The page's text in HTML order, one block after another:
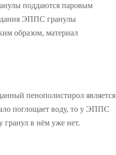
поддаются паровым
ЭППС гранулы
образом, материал
пенополистирол является
поглощает воду, то у ЭППС
гранул в нём уже нет.